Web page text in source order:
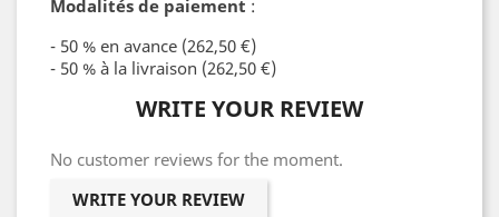
Modalités de paiement :
- 50 % en avance (262,50 €)
- 50 % à la livraison (262,50 €)
WRITE YOUR REVIEW
No customer reviews for the moment.
WRITE YOUR REVIEW